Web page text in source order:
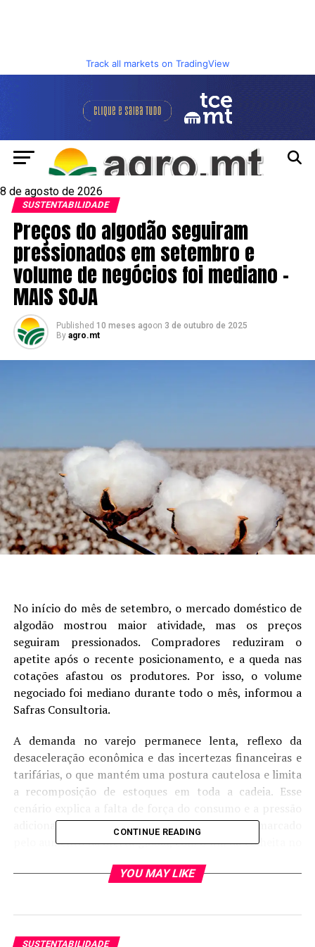
Track all markets on TradingView
8 de agosto de 2026
SUSTENTABILIDADE
Preços do algodão seguiram
pressionados em setembro e
volume de negócios foi mediano –
MAIS SOJA
Published 10 meses agoon 3 de outubro de 2025
By agro.mt
No início do mês de setembro, o mercado doméstico de
algodão mostrou maior atividade, mas os preços
seguiram pressionados. Compradores reduziram o
apetite após o recente posicionamento, e a queda nas
cotações afastou os produtores. Por isso, o volume
negociado foi mediano durante todo o mês, informou a
Safras Consultoria.
A demanda no varejo permanece lenta, reflexo da
desaceleração econômica e das incertezas financeiras e
tarifárias, o que mantém uma postura cautelosa e limita
a recomposição de estoques em toda a cadeia. Esse
adicional sobre os preços, em um momento marcado
pelo aumento da oferta global, com o fim da colheita no
algodão novo na Ásia.
na comparação semanal e de 6,44% em relação ao
CONTINUE READING
YOU MAY LIKE
SUSTENTABILIDADE